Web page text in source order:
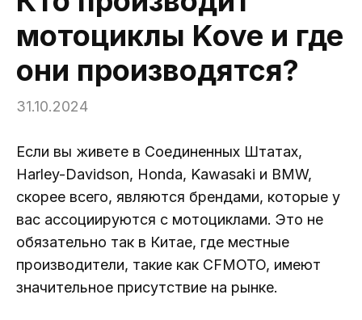
мотоциклы Kove и где
они производятся?
31.10.2024
Если вы живете в Соединенных Штатах,
Harley-Davidson, Honda, Kawasaki и BMW,
скорее всего, являются брендами, которые у
вас ассоциируются с мотоциклами. Это не
обязательно так в Китае, где местные
производители, такие как CFMOTO, имеют
значительное присутствие на рынке.